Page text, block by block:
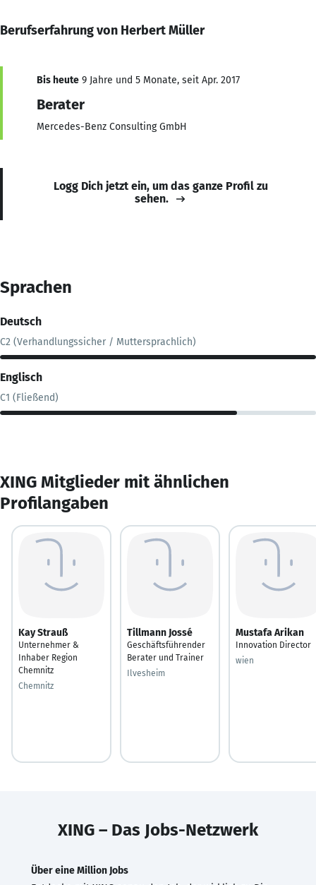
Berufserfahrung von Herbert Müller
Bis heute 9 Jahre und 5 Monate, seit Apr. 2017
Berater
Mercedes-Benz Consulting GmbH
Logg Dich jetzt ein, um das ganze Profil zu
sehen.
Sprachen
Deutsch
C2 (Verhandlungssicher / Muttersprachlich)
Englisch
C1 (Fließend)
XING Mitglieder mit ähnlichen
Profilangaben
Kay Strauß
Unternehmer &
Inhaber Region
Chemnitz
Chemnitz
Tillmann Jossé
Geschäftsführender
Berater und Trainer
Ilvesheim
Mustafa Arikan
Innovation Director
wien
XING – Das Jobs-Netzwerk
Über eine Million Jobs